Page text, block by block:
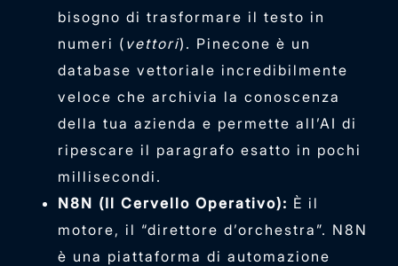
bisogno di trasformare il testo in
numeri ( vettori). Pinecone è un
database vettoriale incredibilmente
veloce che archivia la conoscenza
della tua azienda e permette all’AI di
ripescare il paragrafo esatto in pochi
millisecondi.
N8N (Il Cervello Operativo): È il
motore, il “direttore d’orchestra”. N8N
è una piattaforma di automazione